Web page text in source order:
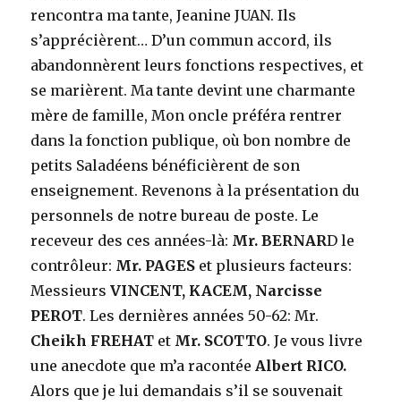
rencontra ma tante, Jeanine JUAN. Ils
s’apprécièrent… D’un commun accord, ils
abandonnèrent leurs fonctions respectives, et
se marièrent. Ma tante devint une charmante
mère de famille, Mon oncle préféra rentrer
dans la fonction publique, où bon nombre de
petits Saladéens bénéficièrent de son
enseignement. Revenons à la présentation du
personnels de notre bureau de poste. Le
receveur des ces années-là: Mr. BERNARD le
contrôleur: Mr. PAGES et plusieurs facteurs:
MessieursVINCENT, KACEM, Narcisse
PEROT. Les dernières années 50-62: Mr.
Cheikh FREHAT et Mr. SCOTTO. Je vous livre
une anecdote que m’a racontée Albert RICO.
Alors que je lui demandais s’il se souvenait